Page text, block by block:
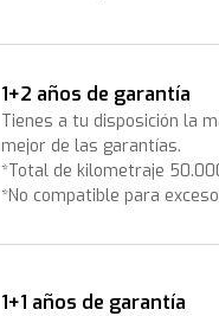
1+2 años de garantía
Tienes a tu disposición la
mejor de las garantías.
*Total de kilometraje
*No compatible para
1+1 años de garantía